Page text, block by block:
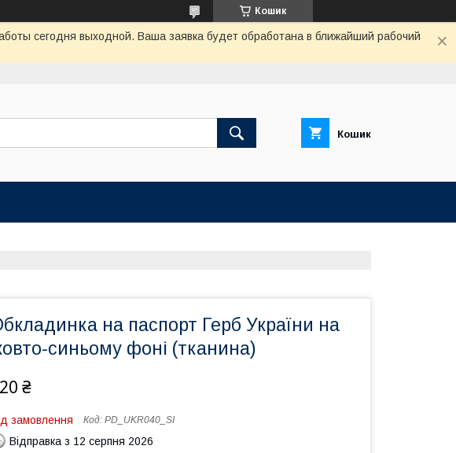
Кошик
сегодня выходной. Ваша заявка будет обработана в ближайший рабочий
Кошик
на паспорт Герб України на
синьому фоні (тканина)
₴
замовлення Код: PD_UKR040_SI
Відправка з 12 серпня 2026